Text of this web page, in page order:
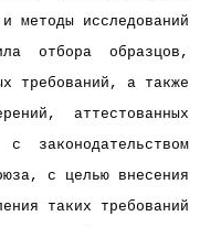
методы исследований
отбора  образцов,
требований, а также
аттестованных
с  законодательством
с целью внесения
таких требований